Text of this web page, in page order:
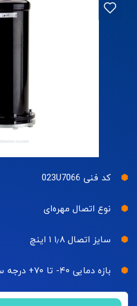
کد فنی 023U7066
نوع اتصال مهره‌ای
سایز اتصال ۱٫۸ ۱ اینچ
بازه دمایی ۴۰- تا ۷۰+ درجه سلسیوس